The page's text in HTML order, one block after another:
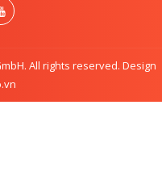
All rights reserved. Design